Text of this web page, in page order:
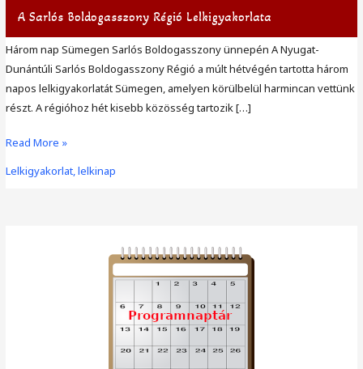
A Sarlós Boldogasszony Régió Lelkigyakorlata
Három nap Sümegen Sarlós Boldogasszony ünnepén A Nyugat-
Dunántúli Sarlós Boldogasszony Régió a múlt hétvégén tartotta három
napos lelkigyakorlatát Sümegen, amelyen körülbelül harmincan vettünk
részt. A régióhoz hét kisebb közösség tartozik […]
A
Boldogasszony
Read More »
Lelkigyakorlat, lelkinap